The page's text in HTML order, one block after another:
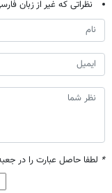
نظراتی که غیر از زبان
* لطفا حاصل عبارت را در